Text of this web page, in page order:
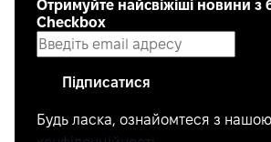
Отримуйте найсвіжіші новини з
Checkbox
Підписатися
Будь ласка, ознайомтеся з нашою